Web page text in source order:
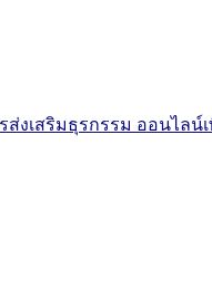
งเสริมธุรกรรม ออนไลน์